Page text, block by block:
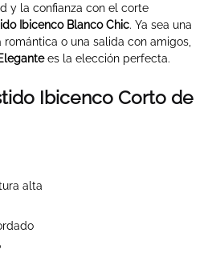
y la confianza con el corte
Ibicenco Blanco Chic. Ya sea una
o una salida con amigos,
es la elección perfecta.
Ibicenco Corto de
alta